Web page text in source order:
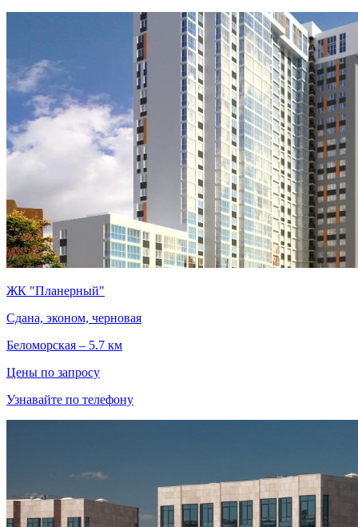
ЖК "Планерный"
Сдана, эконом, черновая
Беломорская – 5.7 км
Цены по запросу
Узнавайте по телефону